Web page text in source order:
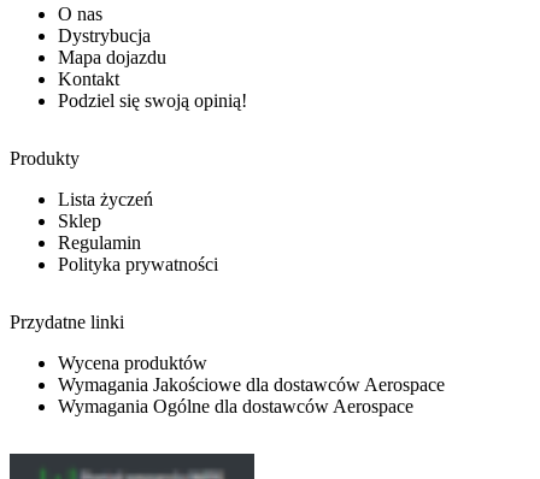
O nas
Dystrybucja
Mapa dojazdu
Kontakt
Podziel się swoją opinią!
Produkty
Lista życzeń
Sklep
Regulamin
Polityka prywatności
Przydatne linki
Wycena produktów
Wymagania Jakościowe dla dostawców Aerospace
Wymagania Ogólne dla dostawców Aerospace